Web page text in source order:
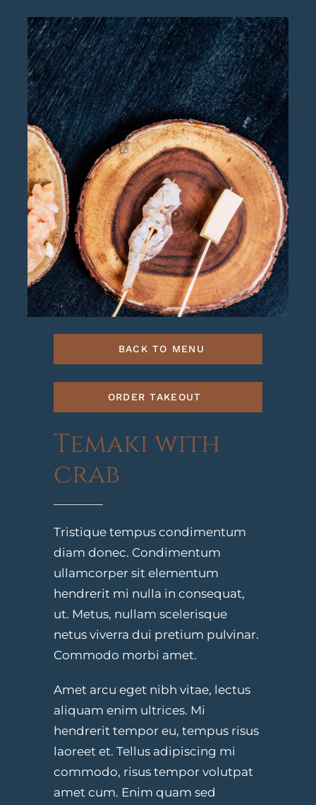
BACK TO MENU
ORDER TAKEOUT
Temaki with
crab
Tristique tempus condimentum
diam donec. Condimentum
ullamcorper sit elementum
hendrerit mi nulla in consequat,
ut. Metus, nullam scelerisque
netus viverra dui pretium pulvinar.
Commodo morbi amet.
Amet arcu eget nibh vitae, lectus
aliquam enim ultrices. Mi
hendrerit tempor eu, tempus risus
laoreet et. Tellus adipiscing mi
commodo, risus tempor volutpat
amet cum. Enim quam sed